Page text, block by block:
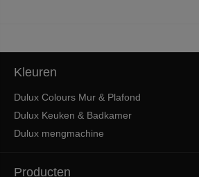
Kleuren
Dulux Colours Mur & Plafond
Dulux Keuken & Badkamer
Dulux mengmachine
Producten